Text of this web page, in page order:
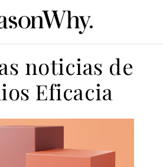
noticias de
Eficacia